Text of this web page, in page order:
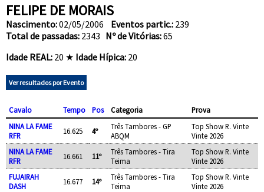
FELIPE DE MORAIS
Nascimento:02/05/2006 Eventos partic.: 239
Total de passadas: 2343 Nº de Vitórias:65
Idade REAL:20 ★ Idade Hípica:20
Ver resultados por Evento
Cavalo Tempo Pos Categoria
Prova
NINA LA FAME
RFR
16.625 4º
Três Tambores - GP
ABQM
Top Show R. Vinte
Vinte 2026
NINA LA FAME
RFR
16.661 11º
Três Tambores - Tira
Teima
Top Show R. Vinte
Vinte 2026
FUJAIRAH
DASH
16.677 14º
Três Tambores - Tira
Teima
Top Show R. Vinte
Vinte 2026